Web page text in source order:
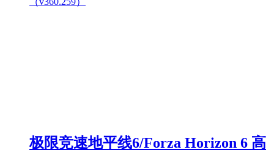
极限竞速地平线6/Forza Horizon 6 高